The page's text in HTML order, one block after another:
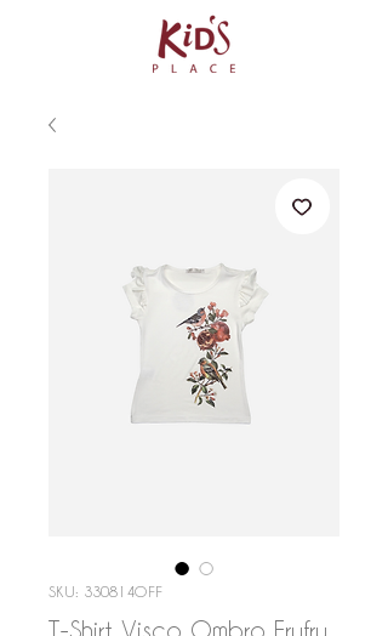
SKU: 330814OFF
T-Shirt Visco Ombro Frufru